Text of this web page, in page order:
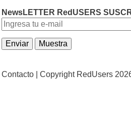
NewsLETTER RedUSERS
Contacto | Copyright RedUsers